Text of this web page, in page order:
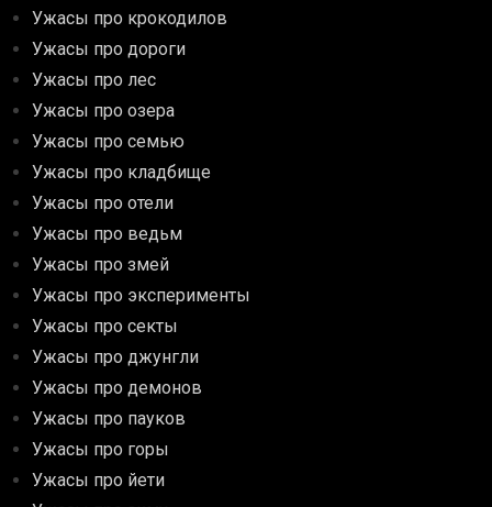
Ужасы про крокодилов
Ужасы про дороги
Ужасы про лес
Ужасы про озера
Ужасы про семью
Ужасы про кладбище
Ужасы про отели
Ужасы про ведьм
Ужасы про змей
Ужасы про эксперименты
Ужасы про секты
Ужасы про джунгли
Ужасы про демонов
Ужасы про пауков
Ужасы про горы
Ужасы про йети